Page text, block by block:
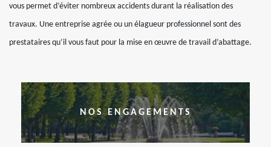
vous permet d’éviter nombreux accidents durant la réalisation des
travaux. Une entreprise agrée ou un élagueur professionnel sont des
prestataires qu’il vous faut pour la mise en œuvre de travail d’abattage.
NOS ENGAGEMENTS